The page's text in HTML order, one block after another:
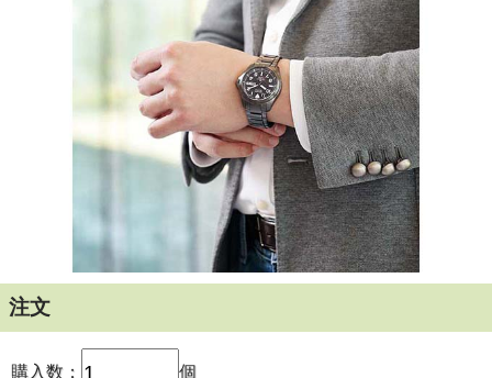
ケース・バンド素材：スーパーチタニウム
ガラス：球面サファイアガラス
ケースサイズ：39mm
ケース厚：11.4mm
機能：耐ニッケルアレルギー、ねじロックりゅうず、夜光
(針＋インデックス)、フィットアジャスター、エコ・ドライ
●お取り寄せ商品になります。1週間以内に入荷できない場
合は、改めてご連絡させていただきます
注文
購入数： 個